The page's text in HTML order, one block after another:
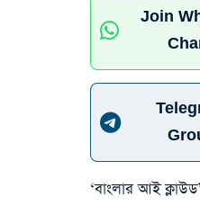
Join
‘বাংলার আই